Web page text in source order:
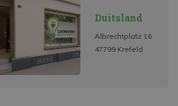
Duitsland
Albrechtplatz 16
47799 Krefeld